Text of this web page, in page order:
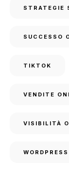
STRATEGIE
SUCCESSO
TIKTOK
VENDITE
VISIBILITÀ
WORDPRESS